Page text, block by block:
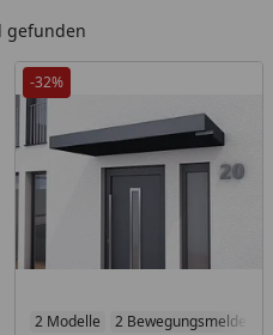
gefunden
-32%
2 Modelle 2 Bewegungsmelder